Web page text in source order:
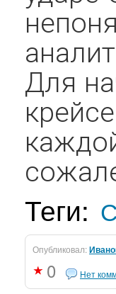
Для
Теги:
Опубликовал:
0 Нет